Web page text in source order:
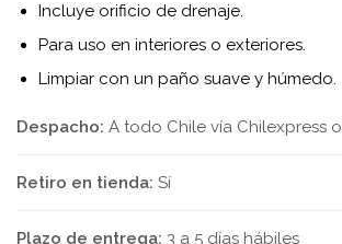
Incluye orificio de drenaje.
Para uso en interiores o exteriores.
Limpiar con un paño suave y húmedo.
Despacho: A todo Chile vía Chilexpress
Retiro en tienda: Sí
Plazo de entrega: 3 a 5 días hábiles